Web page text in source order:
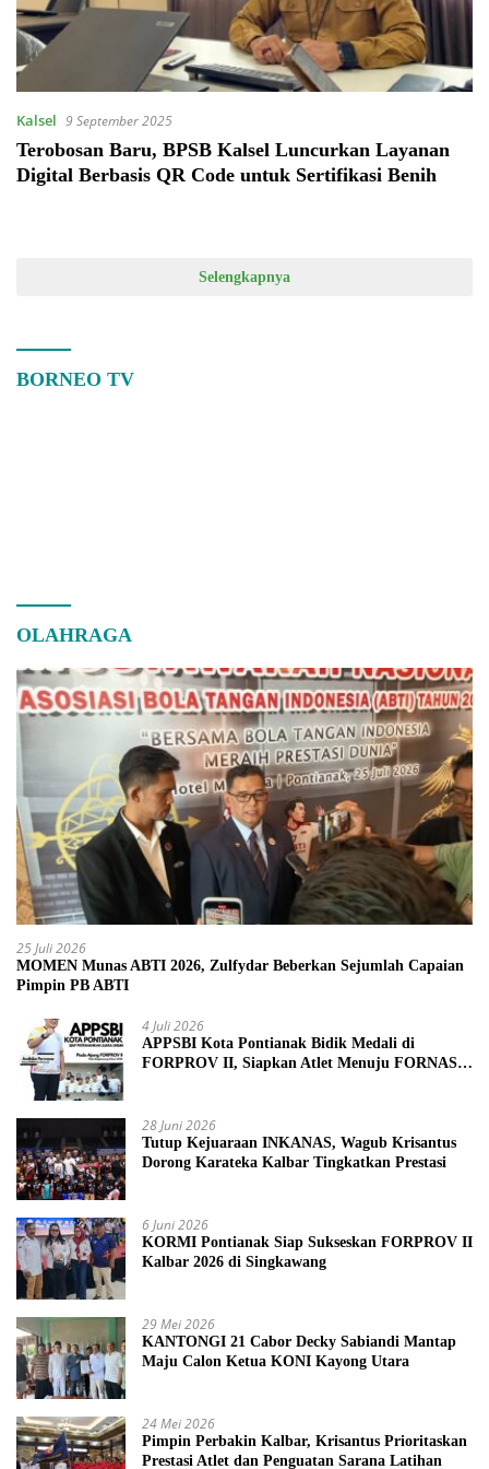
Kalsel 9 September 2025
Terobosan Baru, BPSB Kalsel Luncurkan Layanan
Digital Berbasis QR Code untuk Sertifikasi Benih
Selengkapnya
BORNEO TV
OLAHRAGA
25 Juli 2026
MOMEN Munas ABTI 2026, Zulfydar Beberkan Sejumlah Capaian
Pimpin PB ABTI
4 Juli 2026
APPSBI Kota Pontianak Bidik Medali di
FORPROV II, Siapkan Atlet Menuju FORNAS
28 Juni 2026
Tutup Kejuaraan INKANAS, Wagub Krisantus
Dorong Karateka Kalbar Tingkatkan Prestasi
6 Juni 2026
KORMI Pontianak Siap Sukseskan FORPROV II
Kalbar 2026 di Singkawang
29 Mei 2026
KANTONGI 21 Cabor Decky Sabiandi Mantap
Maju Calon Ketua KONI Kayong Utara
24 Mei 2026
Pimpin Perbakin Kalbar, Krisantus Prioritaskan
Prestasi Atlet dan Penguatan Sarana Latihan